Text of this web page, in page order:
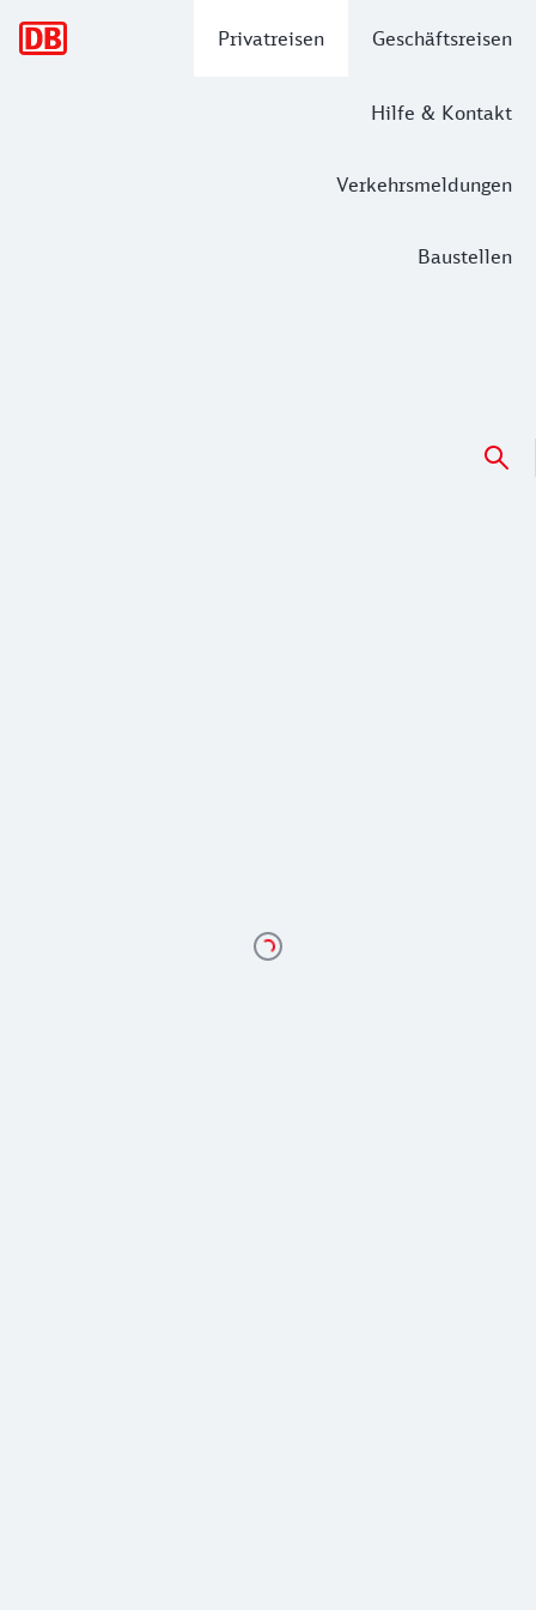
Privatreisen Geschäftsreisen
Hilfe & Kontakt
Verkehrsmeldungen
Baustellen